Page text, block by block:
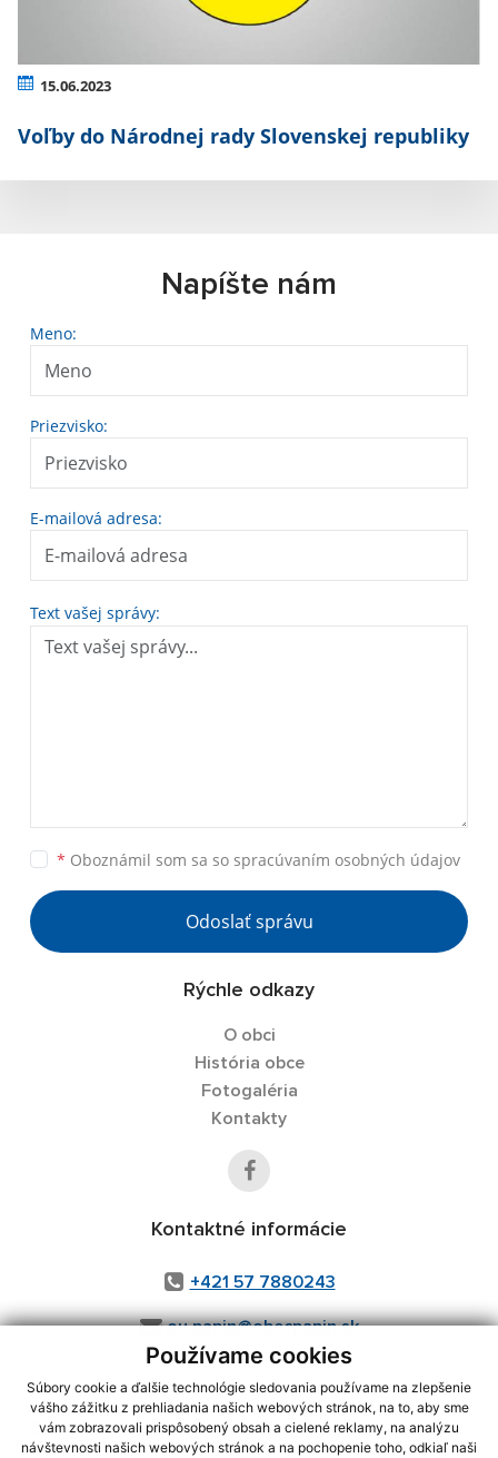
Používame cookies
Súbory cookie a ďalšie technológie sledovania používame na zlepšenie
vášho zážitku z prehliadania našich webových stránok, na to, aby sme
vám zobrazovali prispôsobený obsah a cielené reklamy, na analýzu
návštevnosti našich webových stránok a na pochopenie toho, odkiaľ naši
15.06.2023
Voľby do Národnej rady Slovenskej republiky
Napíšte nám
Meno:
Priezvisko:
E-mailová adresa:
Text vašej správy:
* Oboznámil som sa so spracúvaním osobných údajov
Odoslať správu
Rýchle odkazy
O obci
História obce
Fotogaléria
Kontakty
Kontaktné informácie
+421 57 7880243
ou.papin@obecpapin.sk
využite možnosť získavania aktuálnych informácií s využitím RSS
CMS systém (redakčný) systém ECHELON 2,Mapa stránok,web portál